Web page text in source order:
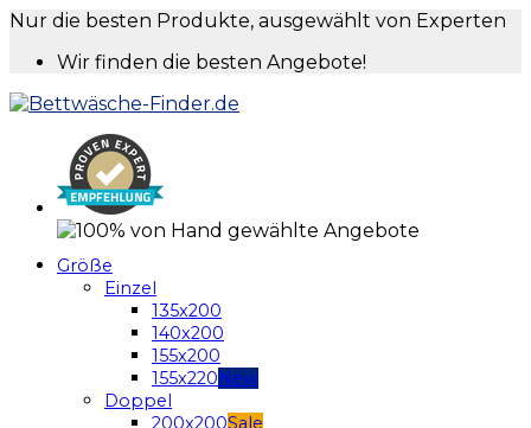
Nur die besten Produkte, ausgewählt von Experten
Wir finden die besten Angebote!
Größe
Einzel
135x200
140x200
155x200
155x220
Doppel
200x200